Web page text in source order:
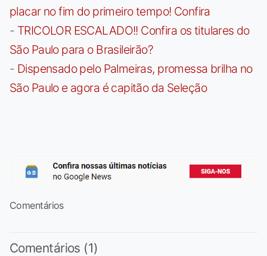
placar no fim do primeiro tempo! Confira
- TRICOLOR ESCALADO!! Confira os titulares do
São Paulo para o Brasileirão?
- Dispensado pelo Palmeiras, promessa brilha no
São Paulo e agora é capitão da Seleção
Comentários
Comentários (1)